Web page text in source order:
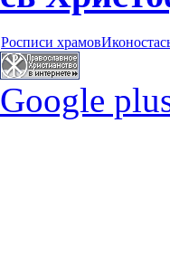
Росписи храмов
Google